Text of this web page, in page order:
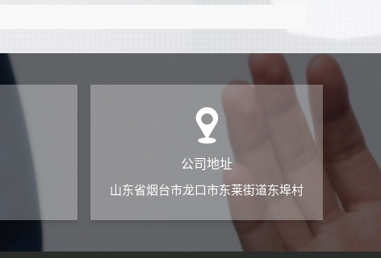
公司地址
山东省烟台市龙口市东莱街道东埠村